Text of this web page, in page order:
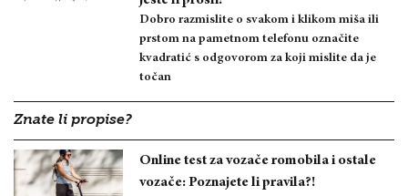
Dobro razmislite o svakom i klikom miša ili
prstom na pametnom telefonu označite
kvadratić s odgovorom za koji mislite da je
točan
Znate li propise?
Online test za vozače romobila i ostale
vozače: Poznajete li pravila?!